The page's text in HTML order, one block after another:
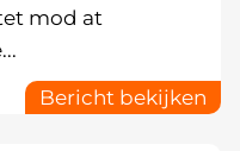
mod at
Bericht bekijken